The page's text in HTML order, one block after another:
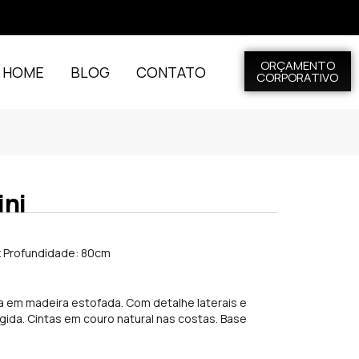
BLOG CONTATO ORÇAMENTO
CORPORATIVO
Profundidade: 80cm
madeira estofada. Com detalhe laterais e
Cintas em couro natural nas costas. Base